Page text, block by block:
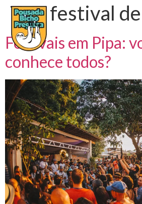
Tag:festival
Festivais em Pipa:
conhece todos?